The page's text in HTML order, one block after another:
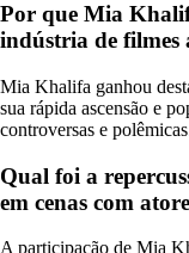
Por que Mia
indústria de filmes
Mia Khalifa ganhou
sua rápida ascensão e
controversas e
Qual foi a
em cenas com
A participação de Mia